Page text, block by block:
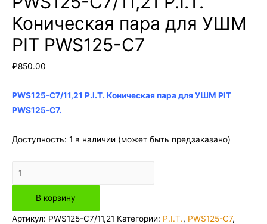
Коническая пара для УШМ
PIT PWS125-C7
₽850.00
PWS125-C7/11,21 P.I.T. Коническая пара для УШМ PIT
PWS125-C7.
Доступность: 1 в наличии (может быть предзаказано)
Количество
товара
PWS125-
C7/11,21
В корзину
Артикул: PWS125-C7/11,21 Категории: P.I.T., PWS125-C7,